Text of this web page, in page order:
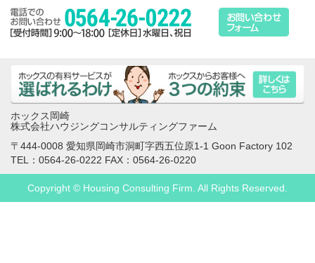
ホックス岡崎
株式会社ハウジングコンサルティングファーム
〒444-0008 愛知県岡崎市洞町字西五位原1-1 Goon Factory 102
TEL：0564-26-0222 FAX：0564-26-0220
Copyright © Housing Consulting Firm. All Rights Reserved.